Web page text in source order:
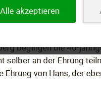
Alle akzeptieren
für
und 2 ihr 25-
begingen die 40-
an der Ehrung
Ehrung von Hans, der